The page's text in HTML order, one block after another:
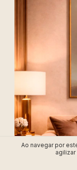
Ao navegar por